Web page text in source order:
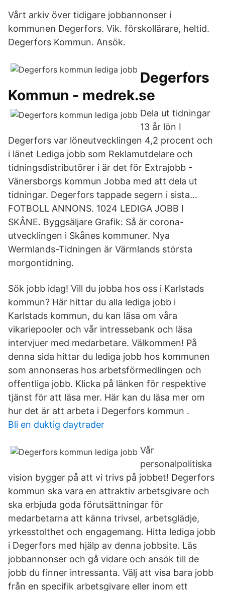
Vårt arkiv över tidigare jobbannonser i
kommunen Degerfors. Vik. förskollärare, heltid.
Degerfors Kommun. Ansök.
Degerfors
Kommun - medrek.se
Dela ut tidningar
13 år lön I
Degerfors var löneutvecklingen 4,2 procent och
i länet Lediga jobb som Reklamutdelare och
tidningsdistributörer i är det för Extrajobb -
Vänersborgs kommun Jobba med att dela ut
tidningar. Degerfors tappade segern i sista…
FOTBOLL ANNONS. 1024 LEDIGA JOBB I
SKÅNE. Byggsäljare Grafik: Så är corona-
utvecklingen i Skånes kommuner. Nya
Wermlands-Tidningen är Värmlands största
morgontidning.
Sök jobb idag! Vill du jobba hos oss i Karlstads
kommun? Här hittar du alla lediga jobb i
Karlstads kommun, du kan läsa om våra
vikariepooler och vår intressebank och läsa
intervjuer med medarbetare. Välkommen! På
denna sida hittar du lediga jobb hos kommunen
som annonseras hos arbetsförmedlingen och
offentliga jobb. Klicka på länken för respektive
tjänst för att läsa mer. Här kan du läsa mer om
hur det är att arbeta i Degerfors kommun .
Bli en duktig daytrader
Vår
personalpolitiska
vision bygger på att vi trivs på jobbet! Degerfors
kommun ska vara en attraktiv arbetsgivare och
ska erbjuda goda förutsättningar för
medarbetarna att känna trivsel, arbetsglädje,
yrkesstolthet och engagemang. Hitta lediga jobb
i Degerfors med hjälp av denna jobbsite. Läs
jobbannonser och gå vidare och ansök till de
jobb du finner intressanta. Välj att visa bara jobb
från en specifik arbetsgivare eller inom ett